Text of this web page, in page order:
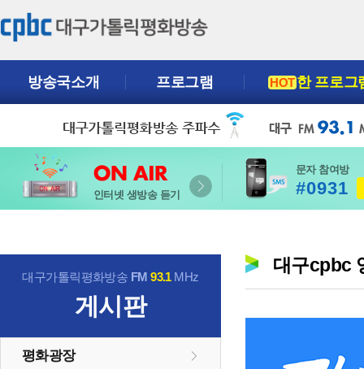
방송국소개 프로그램 HOT한 프로그
인터넷 생방송 듣기
문자 참여방
#0931
대구가톨릭평화방송 FM93.1MHz
게시판
평화광장
대구cpbc